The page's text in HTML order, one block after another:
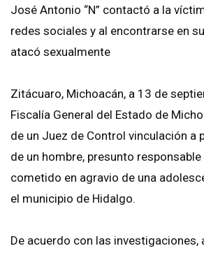
José Antonio “N” contactó a la
redes sociales y al encontrarse en
atacó sexualmente
Zitácuaro, Michoacán, a 13 de
Fiscalía General del Estado de
de un Juez de Control vinculación a
de un hombre, presunto
cometido en agravio de una
el municipio de Hidalgo.
De acuerdo con las investigaciones,